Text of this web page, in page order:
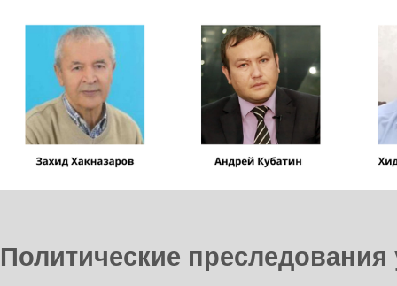
Политические